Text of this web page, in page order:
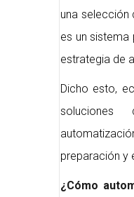
una selección
es un sistema
estrategia de
Dicho esto,
soluciones
preparación y
¿Cómo